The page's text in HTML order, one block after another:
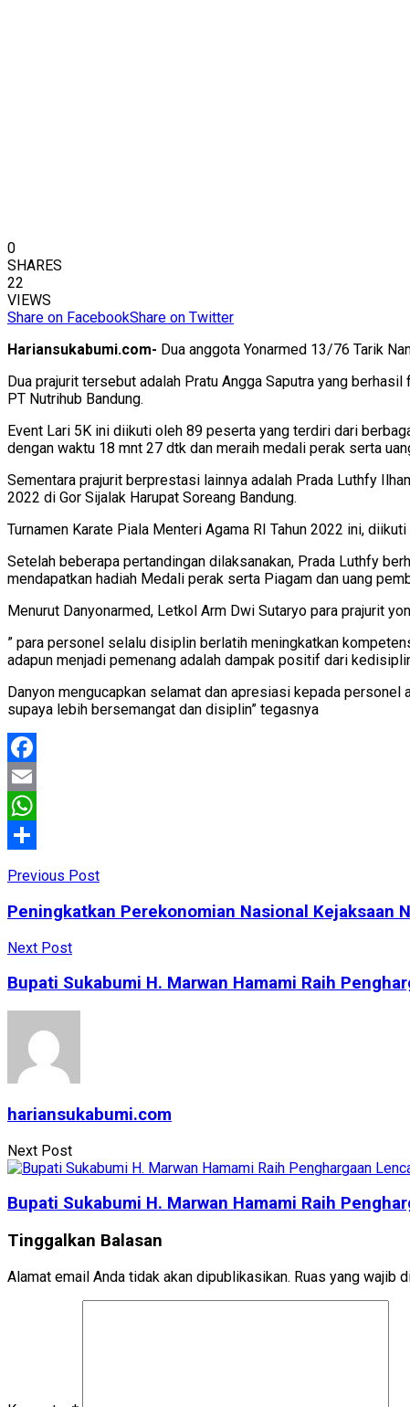
0
SHARES
22
VIEWS
Share on FacebookShare on Twitter
Hariansukabumi.com- Dua anggota Yonarmed 13/76 Tarik
Dua prajurit tersebut adalah Pratu Angga Saputra yang
PT Nutrihub Bandung.
Event Lari 5K ini diikuti oleh 89 peserta yang terdiri dari
dengan waktu 18 mnt 27 dtk dan meraih medali perak serta
Sementara prajurit berprestasi lainnya adalah Prada Luthfy
2022 di Gor Sijalak Harupat Soreang Bandung.
Turnamen Karate Piala Menteri Agama RI Tahun 2022 ini,
Setelah beberapa pertandingan dilaksanakan, Prada Luthfy
mendapatkan hadiah Medali perak serta Piagam dan uang
Menurut Danyonarmed, Letkol Arm Dwi Sutaryo para prajurit
” para personel selalu disiplin berlatih meningkatkan
adapun menjadi pemenang adalah dampak positif dari
Danyon mengucapkan selamat dan apresiasi kepada
supaya lebih bersemangat dan disiplin” tegasnya
Facebook
Email
WhatsApp
Previous Post
Peningkatkan Perekonomian Nasional Kejaksaan
Next Post
Bupati Sukabumi H. Marwan Hamami Raih
hariansukabumi.com
Next Post
Bupati Sukabumi H. Marwan Hamami Raih
Tinggalkan Balasan
Alamat email Anda tidak akan dipublikasikan. Ruas yang wajib